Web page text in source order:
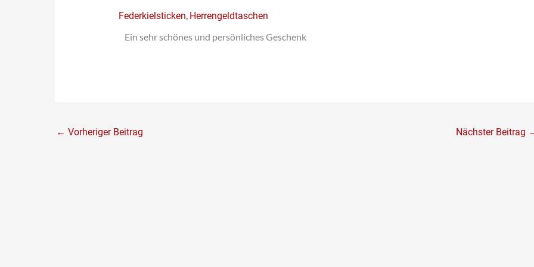
Federkielsticken, Herrengeldtaschen
Ein sehr schönes und persönliches Geschenk
← Vorheriger Beitrag Nächster Beitrag